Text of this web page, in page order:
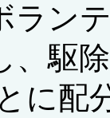
ラン
、駆
に配